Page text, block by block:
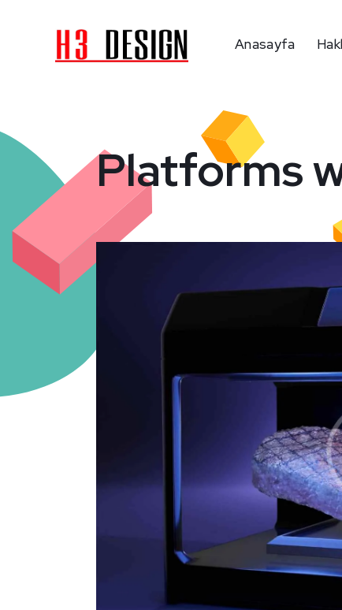
Anasayfa
Platforms